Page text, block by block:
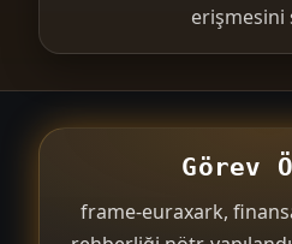
erişmesini
Görev
frame-euraxark,